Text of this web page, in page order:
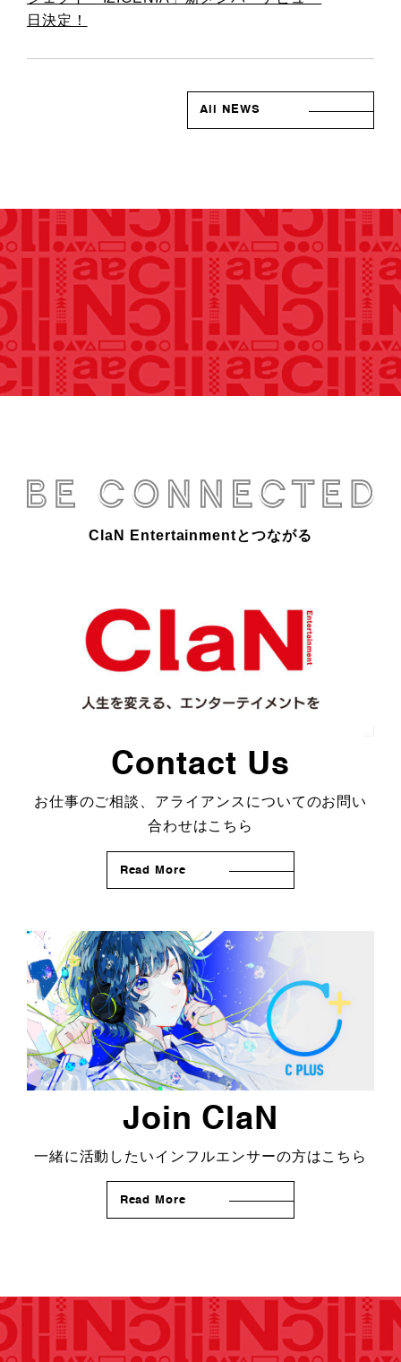
日決定！
All NEWS
ClaN Entertainmentとつながる
Contact Us
お仕事のご相談、アライアンスについてのお問い
合わせはこちら
Read More
Join ClaN
一緒に活動したいインフルエンサーの方はこちら
Read More